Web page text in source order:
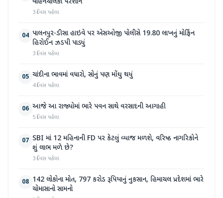
3 દિવસ પહેલા
04 પાલનપુર-ડીસા હાઇવે પર એસઓજી પોલીસે 19.80 લાખનું મોર્ફિન
હિરોઈન ઝડપી પાડ્યું
3 દિવસ પહેલા
05 ચાંદીના ભાવમાં વધારો, સોનું પણ મોંઘુ થયું
4 દિવસ પહેલા
06 આજે આ રાજ્યોમાં ભારે પવન સાથે વરસાદની આગાહી
5 દિવસ પહેલા
07 SBI માં 12 મહિનાની FD પર કેટલું વ્યાજ મળશે, વરિષ્ઠ નાગરિકોને
શું લાભ મળે છે?
3 દિવસ પહેલા
08 142 લોકોના મોત, 797 કરોડ રૂપિયાનું નુકસાન, હિમાચલ પ્રદેશમાં ભારે
ચોમાસાનો સામનો